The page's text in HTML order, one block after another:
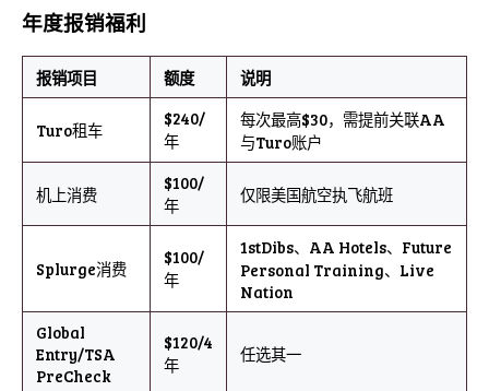
年度报销福利
报销项目 额度 说明
Turo租车
$240/
年
每次最高$30，需提前关联AA
与Turo账户
机上消费
$100/
年
仅限美国航空执飞航班
Splurge消费
$100/
年
1stDibs、AA Hotels、Future
Personal Training、Live
Nation
Global
Entry/TSA
PreCheck
$120/4
年
任选其一